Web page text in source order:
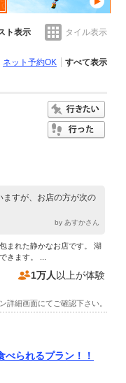
ト表示 タイル表示
ネット予約OK すべて表示
すが、お店の方が次の
by あすかさん
まれた静かなお店です。 湖
きます。 ...
1万人 以上が体験
詳細画面にてご確認下さい。
べられるプラン！！